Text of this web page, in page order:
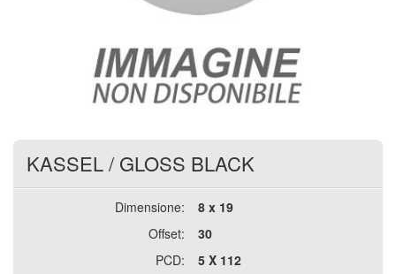
KASSEL/ GLOSS BLACK
Dimensione:
8 x 19
Offset:
30
PCD:
5 X 112